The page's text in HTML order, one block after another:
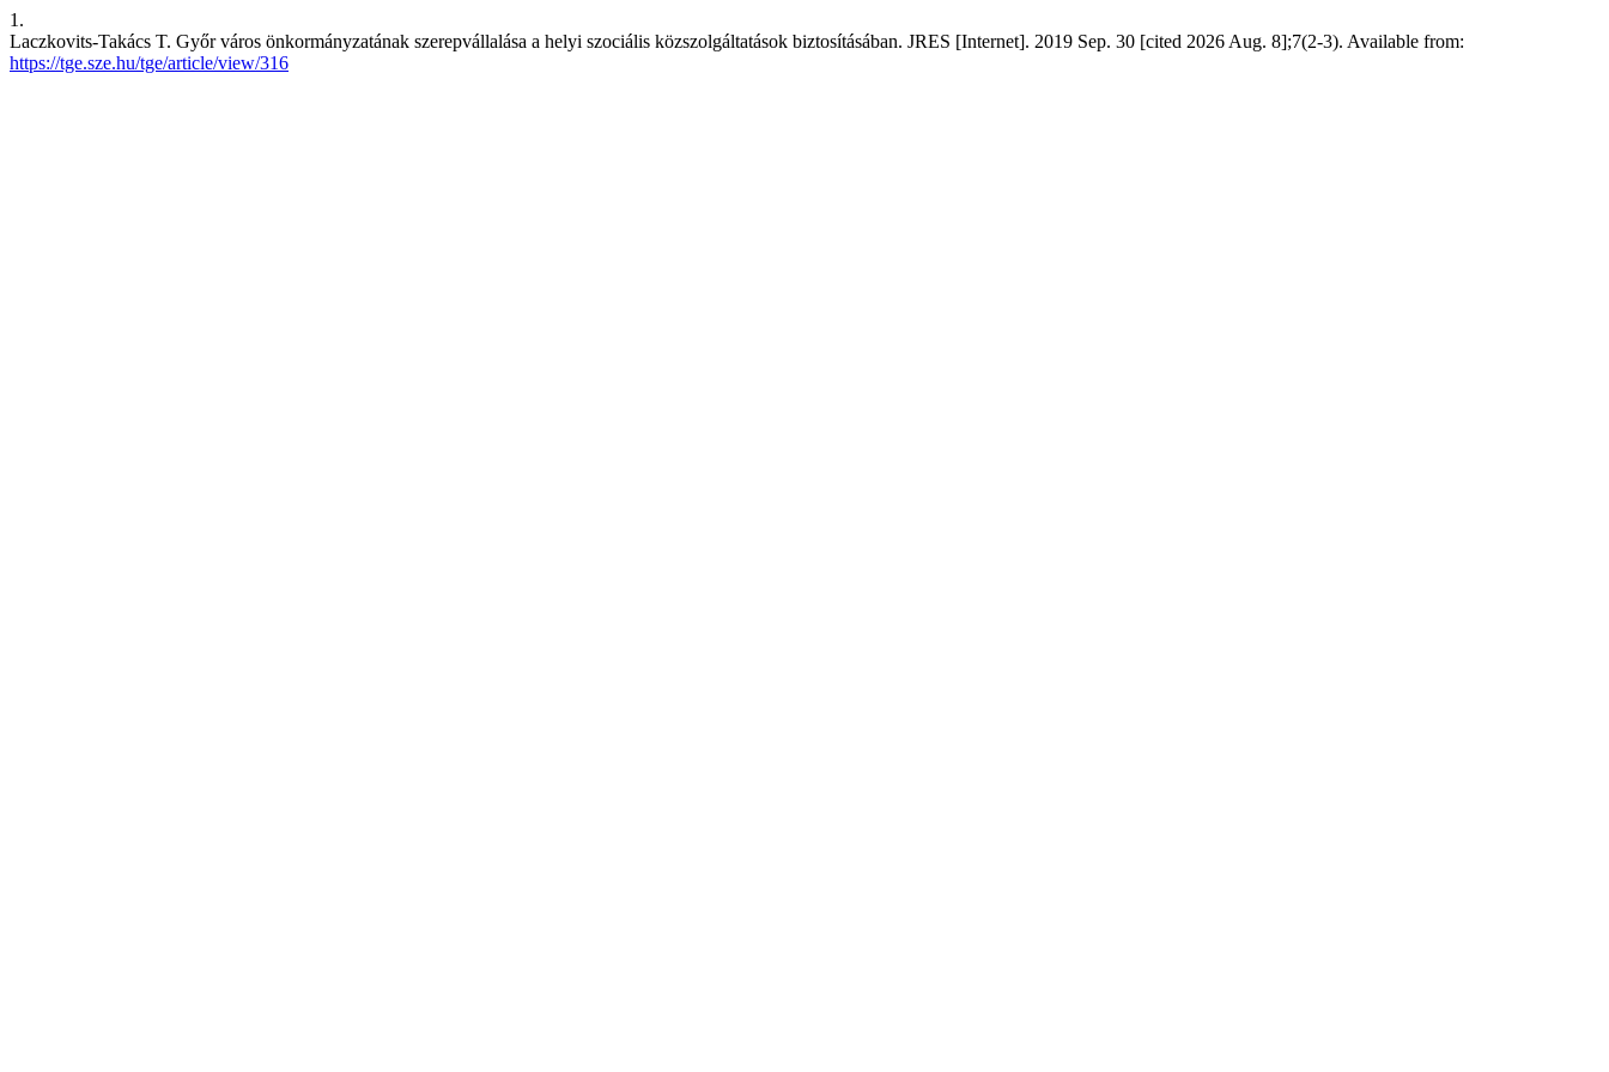
1.
Laczkovits-Takács T. Győr város önkormányzatának szerepvállalása a helyi szociális közszolgáltatások biztosításában. JRES [Internet]. 2019 Sep. 30 [cited 2026 Aug. 8];7(2-3). Available from:
https://tge.sze.hu/tge/article/view/316